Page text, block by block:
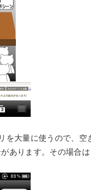
を大量に使うので、空
あります。その場合